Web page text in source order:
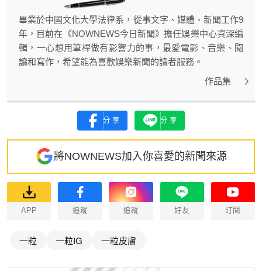
畢業於中國文化大學法律系，從事文字、媒體、新聞工作9
年，目前在《NOWNEWS今日新聞》擔任娛樂中心資深編
輯，一心想用筆桿做有影響力的事，最愛電影、音樂、閱
讀和寫作，希望能為喜歡娛樂新聞的讀者服務。
作品集
分享 分享
將NOWNEWS加入你喜愛的新聞來源
APP 追蹤 追蹤 好友 訂閱
一粒 一粒IG 一粒皮膚